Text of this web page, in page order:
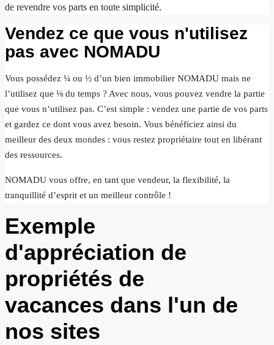
de revendre vos parts en toute simplicité.
Vendez ce que vous n'utilisez
pas avec NOMADU
Vous possédez ¼ ou ½ d’un bien immobilier NOMADU mais ne
l’utilisez que ⅛ du temps ? Avec nous, vous pouvez vendre la partie
que vous n’utilisez pas. C’est simple : vendez une partie de vos parts
et gardez ce dont vous avez besoin. Vous bénéficiez ainsi du
meilleur des deux mondes : vous restez propriétaire tout en libérant
des ressources.
NOMADU vous offre, en tant que vendeur, la flexibilité, la
tranquillité d’esprit et un meilleur contrôle !
Exemple
d'appréciation de
propriétés de
vacances dans l'un de
nos sites